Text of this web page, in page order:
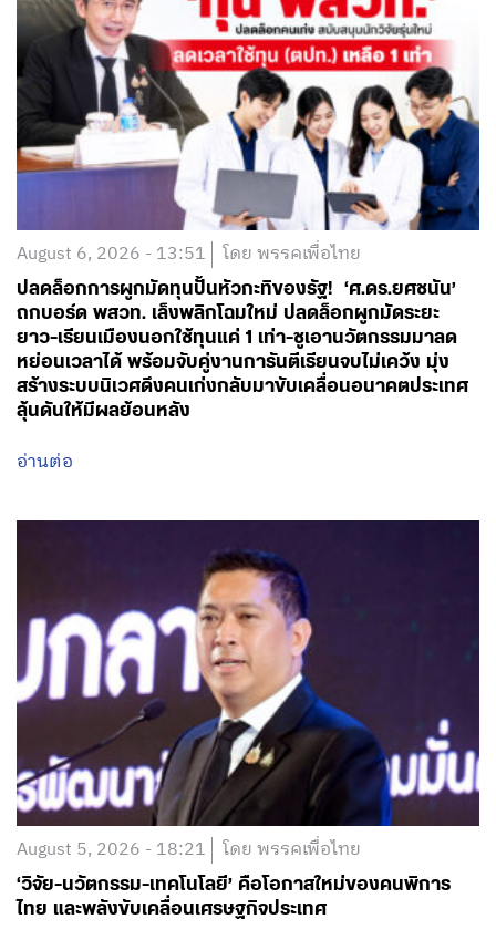
August 6, 2026 - 13:51 โดย พรรคเพื่อไทย
ปลดล็อกการผูกมัดทุนปั้นหัวกะทิของรัฐ! ‘ศ.ดร.ยศชนัน’
ถกบอร์ด พสวท. เล็งพลิกโฉมใหม่ ปลดล็อกผูกมัดระยะ
ยาว-เรียนเมืองนอกใช้ทุนแค่ 1 เท่า-ชูเอานวัตกรรมมาลด
หย่อนเวลาได้ พร้อมจับคู่งานการันตีเรียนจบไม่เคว้ง มุ่ง
สร้างระบบนิเวศดึงคนเก่งกลับมาขับเคลื่อนอนาคตประเทศ
ลุ้นดันให้มีผลย้อนหลัง
อ่านต่อ
August 5, 2026 - 18:21 โดย พรรคเพื่อไทย
‘วิจัย-นวัตกรรม-เทคโนโลยี’ คือโอกาสใหม่ของคนพิการ
ไทย และพลังขับเคลื่อนเศรษฐกิจประเทศ